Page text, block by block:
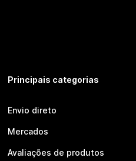
Principais categorias
Envio direto
Mercados
Avaliações de produtos